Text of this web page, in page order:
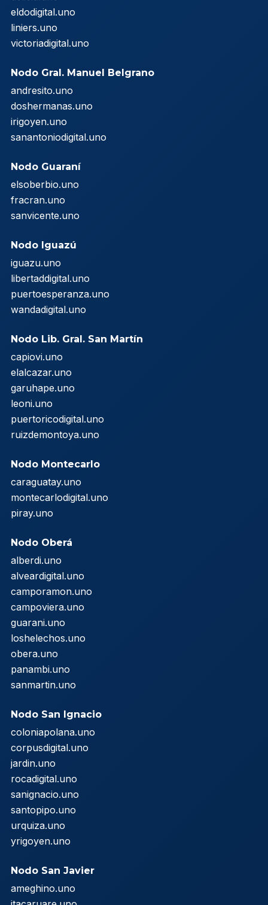
eldodigital.uno
liniers.uno
victoriadigital.uno
Nodo Gral. Manuel Belgrano
andresito.uno
doshermanas.uno
irigoyen.uno
sanantoniodigital.uno
Nodo Guaraní
elsoberbio.uno
fracran.uno
sanvicente.uno
Nodo Iguazú
iguazu.uno
libertaddigital.uno
puertoesperanza.uno
wandadigital.uno
Nodo Lib. Gral. San Martín
capiovi.uno
elalcazar.uno
garuhape.uno
leoni.uno
puertoricodigital.uno
ruizdemontoya.uno
Nodo Montecarlo
caraguatay.uno
montecarlodigital.uno
piray.uno
Nodo Oberá
alberdi.uno
alveardigital.uno
camporamon.uno
campoviera.uno
guarani.uno
loshelechos.uno
obera.uno
panambi.uno
sanmartin.uno
Nodo San Ignacio
coloniapolana.uno
corpusdigital.uno
jardin.uno
rocadigital.uno
sanignacio.uno
santopipo.uno
urquiza.uno
yrigoyen.uno
Nodo San Javier
ameghino.uno